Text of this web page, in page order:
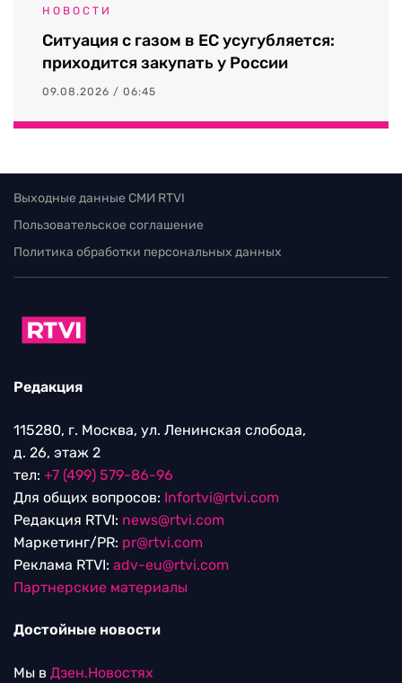
НОВОСТИ
Ситуация с газом в ЕС усугубляется:
приходится закупать у России
09.08.2026 / 06:45
Выходные данные СМИ RTVI
Пользовательское соглашение
Политика обработки персональных данных
Редакция
115280, г. Москва, ул. Ленинская слобода,
д. 26, этаж 2
тел: +7 (499) 579-86-96
Для общих вопросов: Infortvi@rtvi.com
Редакция RTVI: news@rtvi.com
Маркетинг/PR: pr@rtvi.com
Реклама RTVI: adv-eu@rtvi.com
Партнерские материалы
Достойные новости
Мы в Дзен.Новостях